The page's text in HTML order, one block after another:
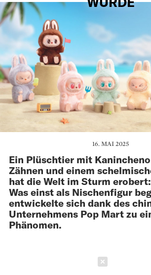
16. MAI 2025
Ein Plüschtier mit
Zähnen und einem
hat die Welt im Sturm
Was einst als Nischenfigur
entwickelte sich dank des
Unternehmens Pop Mart zu
Phänomen.